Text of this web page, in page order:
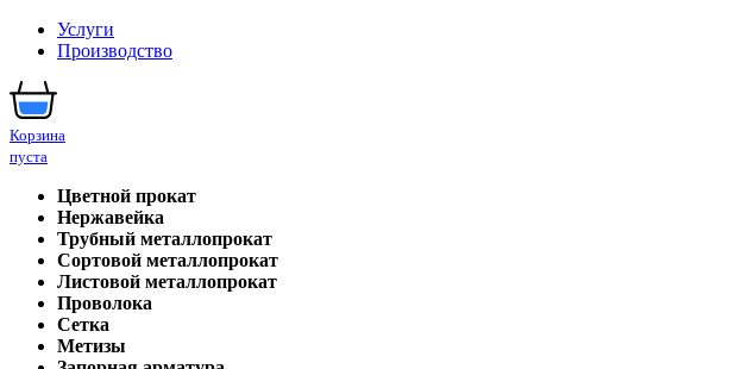
Услуги
Производство
Корзина
пуста
Цветной прокат
Нержавейка
Трубный металлопрокат
Сортовой металлопрокат
Листовой металлопрокат
Проволока
Сетка
Метизы